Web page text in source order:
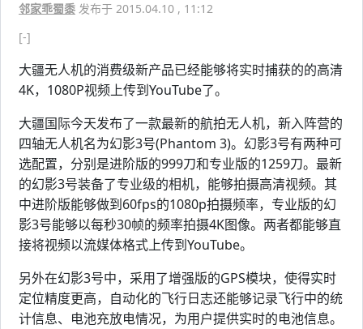
邻家乖蜀黍 发布于 2015.04.10 , 11:12
[-]
大疆无人机的消费级新产品已经能够将实时捕获的的高清
4K，1080P视频上传到YouTube了。
大疆国际今天发布了一款最新的航拍无人机，新入阵营的
四轴无人机名为幻影3号(Phantom 3)。幻影3号有两种可
选配置，分别是进阶版的999刀和专业版的1259刀。最新
的幻影3号装备了专业级的相机，能够拍摄高清视频。其
中进阶版能够做到60fps的1080p拍摄频率，专业版的幻
影3号能够以每秒30帧的频率拍摄4K图像。两者都能够直
接将视频以流媒体格式上传到YouTube。
另外在幻影3号中，采用了增强版的GPS模块，使得实时
定位精度更高，自动化的飞行日志还能够记录飞行中的统
计信息、电池充放电情况，为用户提供实时的电池信息。